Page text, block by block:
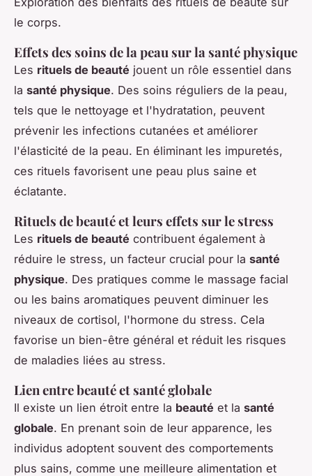
le corps.
Effets des soins de la peau sur la santé physique
Les rituels de beauté jouent un rôle essentiel dans
la santé physique. Des soins réguliers de la peau,
tels que le nettoyage et l'hydratation, peuvent
prévenir les infections cutanées et améliorer
l'élasticité de la peau. En éliminant les impuretés,
ces rituels favorisent une peau plus saine et
éclatante.
Rituels de beauté et leurs effets sur le stress
Les rituels de beauté contribuent également à
réduire le stress, un facteur crucial pour la santé
physique. Des pratiques comme le massage facial
ou les bains aromatiques peuvent diminuer les
niveaux de cortisol, l'hormone du stress. Cela
favorise un bien-être général et réduit les risques
de maladies liées au stress.
Lien entre beauté et santé globale
Il existe un lien étroit entre la beauté et la santé
globale. En prenant soin de leur apparence, les
individus adoptent souvent des comportements
plus sains, comme une meilleure alimentation et